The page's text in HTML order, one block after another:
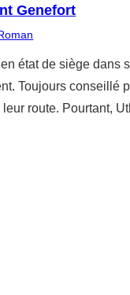
Genefort
état de siège
Toujours conseillé
route. Pourtant,